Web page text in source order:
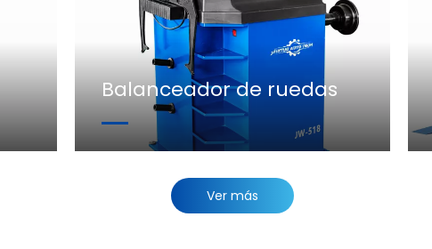
Balanceador de ruedas
Ver más